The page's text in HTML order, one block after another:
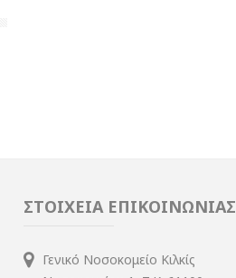
ΣΤΟΙΧΕΙΑ ΕΠΙΚΟΙΝΩΝΙΑΣ
Γενικό Νοσοκομείο Κιλκίς